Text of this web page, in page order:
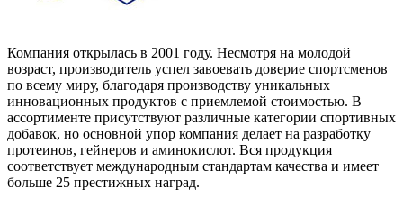
Компания открылась в 2001 году. Несмотря на молодой
возраст, производитель успел завоевать доверие спортсменов
по всему миру, благодаря производству уникальных
инновационных продуктов с приемлемой стоимостью. В
ассортименте присутствуют различные категории спортивных
добавок, но основной упор компания делает на разработку
протеинов, гейнеров и аминокислот. Вся продукция
соответствует международным стандартам качества и имеет
больше 25 престижных наград.